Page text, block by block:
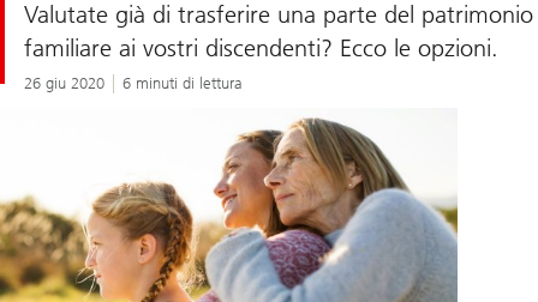
Valutate già di trasferire una parte del patrimonio
familiare ai vostri discendenti? Ecco le opzioni.
26 giu 2020 6 minuti di lettura